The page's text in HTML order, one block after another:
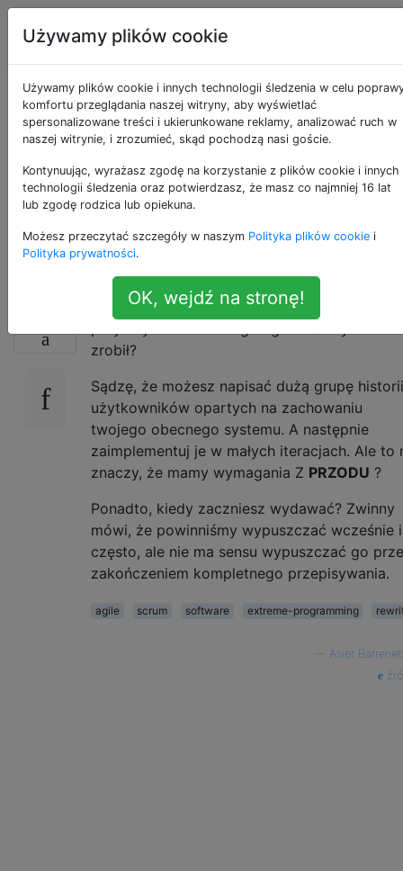
Inżynieria
oprogramowania
Przepisywanie
oprogramowania przy
użyciu metodologii
Agile
Załóżmy, że musisz przepisać całą aplikację
zrobił?
Sądzę, że możesz napisać dużą grupę historii
użytkowników opartych na zachowaniu
twojego obecnego systemu. A następnie
zaimplementuj je w małych iteracjach. Ale to
znaczy, że mamy wymagania Z PRZODU ?
Ponadto, kiedy zaczniesz wydawać? Zwinny
mówi, że powinniśmy wypuszczać wcześnie i
często, ale nie ma sensu wypuszczać go
zakończeniem kompletnego przepisywania.
agile scrum software extreme-programming
Asier
Używamy plików cookie
Używamy plików cookie i innych technologii śledzenia w celu
komfortu przeglądania naszej witryny, aby wyświetlać
spersonalizowane treści i ukierunkowane reklamy, analizować ruch w
naszej witrynie, i zrozumieć, skąd pochodzą nasi goście.
Kontynuując, wyrażasz zgodę na korzystanie z plików cookie i innych
technologii śledzenia oraz potwierdzasz, że masz co najmniej 16 lat
lub zgodę rodzica lub opiekuna.
Możesz przeczytać szczegóły w naszym Polityka plików cookie i
Polityka prywatności.
OK, wejdź na stronę!